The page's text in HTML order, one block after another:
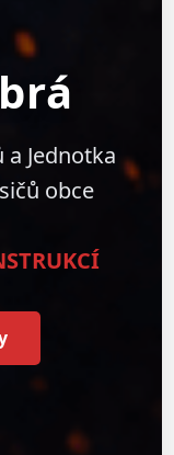
Jednotka
obce